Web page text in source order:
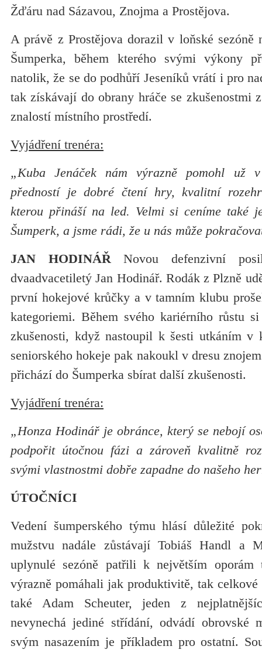
Žďáru nad Sázavou, Znojma a Prostějova.
A právě z Prostějova dorazil v loňské sezóně
Šumperka, během kterého svými výkony
natolik, že se do podhůří Jeseníků vrátí i pro
tak získávají do obrany hráče se zkušenostmi
znalostí místního prostředí.
Vyjádření trenéra:
„Kuba Jenáček nám výrazně pomohl už
předností je dobré čtení hry, kvalitní
kterou přináší na led. Velmi si ceníme také
Šumperk, a jsme rádi, že u nás může
JAN HODINÁŘNovou defenzivní
dvaadvacetiletý Jan Hodinář. Rodák z Plzně
první hokejové krůčky a v tamním klubu
kategoriemi. Během svého kariérního růstu
zkušenosti, když nastoupil k šesti utkáním
seniorského hokeje pak nakoukl v dresu
přichází do Šumperka sbírat další zkušenosti.
Vyjádření trenéra:
„Honza Hodinář je obránce, který se nebojí
podpořit útočnou fázi a zároveň kvalitně
svými vlastnostmi dobře zapadne do našeho
ÚTOČNÍCI
Vedení šumperského týmu hlásí důležité
mužstvu nadále zůstávají Tobiáš Handl a
uplynulé sezóně patřili k největším
výrazně pomáhali jak produktivitě, tak celkové
také Adam Scheuter, jeden z
nevynechá jediné střídání, odvádí obrovské
svým nasazením je příkladem pro ostatní.